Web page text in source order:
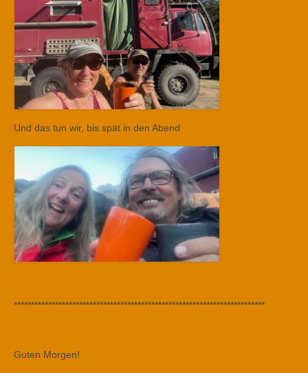
Und das tun wir, bis spät in den Abend
*************************************************************************
Guten Morgen!